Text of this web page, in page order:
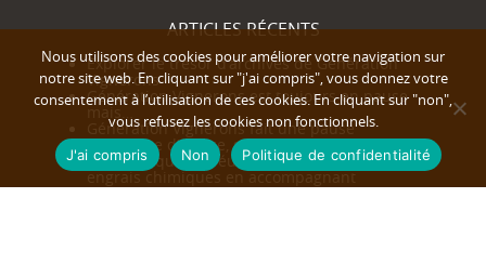
ARTICLES RÉCENTS
Explorer le trésor d’archives de Génération
Vignerons
Génération Vignerons est toujours en pause
Génération Vignerons fait une pause
Un orange d’Alsace, s’il vous plait !
Ces pays qui ont réussi à réduire pesticides et
engrais chimiques en accompagnant
les agriculteurs
Nous utilisons des cookies pour améliorer votre navigation sur
notre site web. En cliquant sur "j'ai compris", vous donnez votre
consentement à l’utilisation de ces cookies. En cliquant sur "non",
vous refusez les cookies non fonctionnels.
J'ai compris Non Politique de confidentialité